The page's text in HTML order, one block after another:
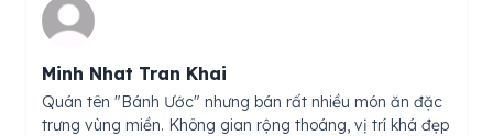
Minh Nhat Tran Khai
Quán tên "Bánh Ước" nhưng bán rất nhiều món ăn đặc
trưng vùng miền. Không gian rộng thoáng, vị trí khá đẹp